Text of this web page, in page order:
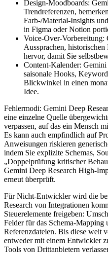
Design-Moodboards:
Trendreferenzen,
Farb-/Material-Insights
in Figma oder Notion
Voice-Over-Vorbereitung:
Aussprachen,
hervor, damit Sie
Content-Kalender:
saisonale Hooks,
Blickwinkel in einen
Idee.
Fehlermodi: Gemini Deep
eine einzelne Quelle
verpassen, auf das ein Mensch
Es kann auch empfindlich auf
Anweisungen riskieren
indem Sie explizite Schemas,
„Doppelprüfung kritischer
Gemini Deep Research High-
erneut überprüft.
Für Nicht-Entwickler wird die
Research von Integrationen
Steuerelemente freigeben:
Felder für das Schema-
Referenzdateien. Bis diese weit
entweder mit einem Entwickler
Tools von Drittanbietern